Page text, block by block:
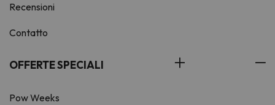
Recensioni
Contatto
OFFERTE SPECIALI
Pow Weeks